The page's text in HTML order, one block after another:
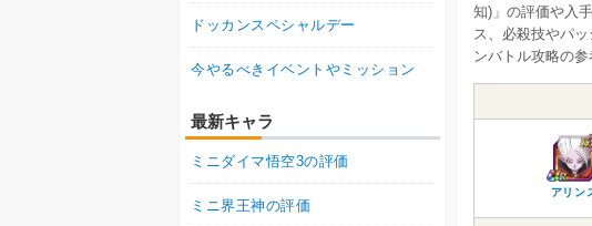
知)」の評価や入
ス、必殺技やパ
ンバトル攻略の参
アリン
ドッカンスペシャルデー
今やるべきイベントやミッション
最新キャラ
ミニダイマ悟空3の評価
ミニ界王神の評価